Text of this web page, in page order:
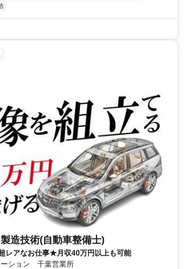
造技術(自動車整備士)
レアなお仕事★月収40万円以上も可能
ーション 千葉営業所